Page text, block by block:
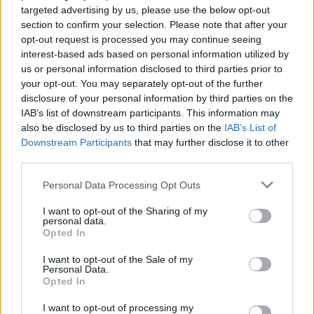
targeted advertising by us, please use the below opt-out
section to confirm your selection. Please note that after your
opt-out request is processed you may continue seeing
interest-based ads based on personal information utilized by
us or personal information disclosed to third parties prior to
your opt-out. You may separately opt-out of the further
disclosure of your personal information by third parties on the
IAB’s list of downstream participants. This information may
also be disclosed by us to third parties on the IAB’s List of
Downstream Participants that may further disclose it to other
Please note that this website/app uses one or more Google
not limited to your visit or usage behaviour. You may click to
grant or deny consent to Google and its third-party tags to
use your data for below specified purposes in below Google
consent section.
Personal Data Processing Opt Outs
I want to opt-out of the Sharing of my
personal data.
Opted In
I want to opt-out of the Sale of my
Personal Data.
Opted In
I want to opt-out of processing my
sesongåpningen sist helg, har ikke konkurrert
siden hun falt og skadet seg dagen før VM i
februar, Nå må hun utsette comebacken nok en
gang.
Les mer:Tvinges til å sette comeback på vent
igjen: – Det er så fryktelig trist
Også William Poromaa mister
som tok sølv på VM-femmila i Trondheim i vinter
er blitt sjuk. Ifølge landslagssjef Anders Byström
er årsaken at «kroppen ikke føles helt klar for
Sverige stiller med 21 løpere i Ruka, inkludert